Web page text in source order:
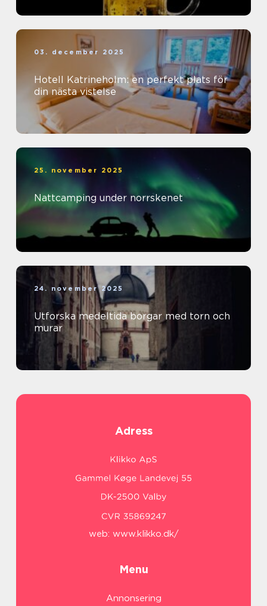
03. december 2025
Hotell Katrineholm: en perfekt plats för
din nästa vistelse
25. november 2025
Nattcamping under norrskenet
24. november 2025
Utforska medeltida borgar med torn och
murar
Adress
web: www.klikko.dk/
Menu
Annonsering